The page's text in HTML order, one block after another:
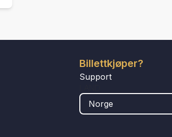
Billettkjøper?
Support